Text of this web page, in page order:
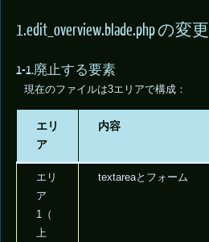
1.edit_overview.blade.php の変更
1-1.廃止する要素
現在のファイルは3エリアで構成：
エリ
ア
内容
エリ
ア
1（
上
textareaとフォーム